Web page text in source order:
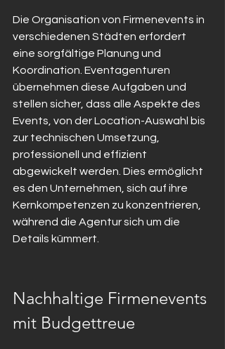
Die Organisation von Firmenevents in
verschiedenen Städten erfordert
eine sorgfältige Planung und
Koordination. Eventagenturen
übernehmen diese Aufgaben und
stellen sicher, dass alle Aspekte des
Events, von der Location-Auswahl bis
zur technischen Umsetzung,
professionell und effizient
abgewickelt werden. Dies ermöglicht
es den Unternehmen, sich auf ihre
Kernkompetenzen zu konzentrieren,
während die Agentur sich um die
Details kümmert.
Nachhaltige Firmenevents
mit Budgettreue